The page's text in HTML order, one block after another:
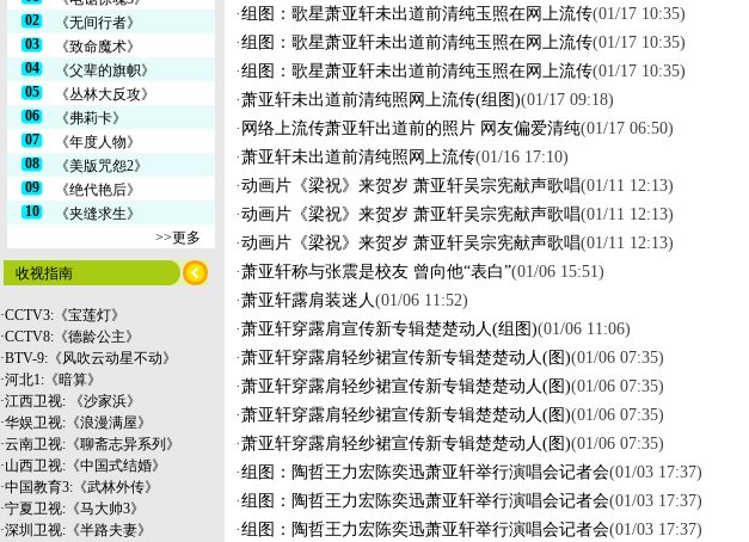
02
《无间行者》
03
《致命魔术》
04
《父辈的旗帜》
05
《丛林大反攻》
06
《弗莉卡》
07
《年度人物》
08
《美版咒怨2》
09
《绝代艳后》
10
《夹缝求生》
>>更多
收视指南
·CCTV3:《宝莲灯》
·CCTV8:《德龄公主》
·BTV-9:《风吹云动星不动》
·河北1:《暗算》
·江西卫视: 《沙家浜》
·华娱卫视:《浪漫满屋》
·云南卫视:《聊斋志异系列》
·山西卫视:《中国式结婚》
·中国教育3:《武林外传》
·宁夏卫视:《马大帅3》
·深圳卫视:《半路夫妻》
·组图：歌星萧亚轩未出道前清纯玉照在网上流传(01/17 10:35)
·组图：歌星萧亚轩未出道前清纯玉照在网上流传(01/17 10:35)
·组图：歌星萧亚轩未出道前清纯玉照在网上流传(01/17 10:35)
·萧亚轩未出道前清纯照网上流传(组图)(01/17 09:18)
· 网络上流传萧亚轩出道前的照片 网友偏爱清纯(01/17 06:50)
·萧亚轩未出道前清纯照网上流传(01/16 17:10)
·动画片《梁祝》来贺岁 萧亚轩吴宗宪献声歌唱(01/11 12:13)
·动画片《梁祝》来贺岁 萧亚轩吴宗宪献声歌唱(01/11 12:13)
·动画片《梁祝》来贺岁 萧亚轩吴宗宪献声歌唱(01/11 12:13)
·萧亚轩称与张震是校友 曾向他“表白”(01/06 15:51)
·萧亚轩露肩装迷人(01/06 11:52)
·萧亚轩穿露肩宣传新专辑楚楚动人(组图)(01/06 11:06)
·萧亚轩穿露肩轻纱裙宣传新专辑楚楚动人(图)(01/06 07:35)
·萧亚轩穿露肩轻纱裙宣传新专辑楚楚动人(图)(01/06 07:35)
·萧亚轩穿露肩轻纱裙宣传新专辑楚楚动人(图)(01/06 07:35)
·萧亚轩穿露肩轻纱裙宣传新专辑楚楚动人(图)(01/06 07:35)
·组图：陶哲王力宏陈奕迅萧亚轩举行演唱会记者会(01/03 17:37)
·组图：陶哲王力宏陈奕迅萧亚轩举行演唱会记者会(01/03 17:37)
·组图：陶哲王力宏陈奕迅萧亚轩举行演唱会记者会(01/03 17:37)